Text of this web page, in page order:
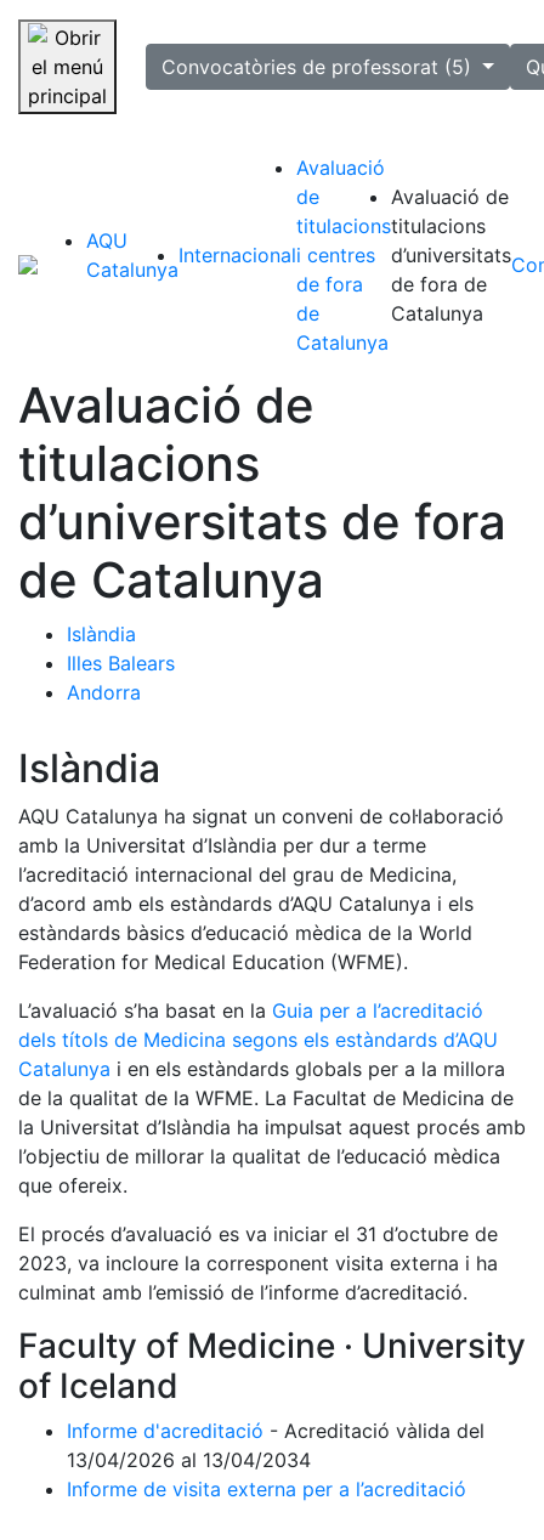
Saltar la navegació
selectedConvocatòries de professorat (5)
AQU
Catalunya
Internacional
Avaluació
de
titulacions
i centres
de fora
de
Catalunya
Avaluació de
titulacions
d’universitats
de fora de
Catalunya
Avaluació de
titulacions
d’universitats de fora
de Catalunya
Islàndia
Illes Balears
Andorra
Islàndia
AQU Catalunya ha signat un conveni de col·laboració
amb la Universitat d’Islàndia per dur a terme
l’acreditació internacional del grau de Medicina,
d’acord amb els estàndards d’AQU Catalunya i els
estàndards bàsics d’educació mèdica de la World
Federation for Medical Education (WFME).
L’avaluació s’ha basat en la Guia per a l’acreditació
dels títols de Medicina segons els estàndards d’AQU
Catalunya i en els estàndards globals per a la millora
de la qualitat de la WFME. La Facultat de Medicina de
la Universitat d’Islàndia ha impulsat aquest procés amb
l’objectiu de millorar la qualitat de l’educació mèdica
que ofereix.
El procés d’avaluació es va iniciar el 31 d’octubre de
2023, va incloure la corresponent visita externa i ha
culminat amb l’emissió de l’informe d’acreditació.
Faculty of Medicine · University
of Iceland
Informe d'acreditació - Acreditació vàlida del
13/04/2026 al 13/04/2034
Informe de visita externa per a l’acreditació